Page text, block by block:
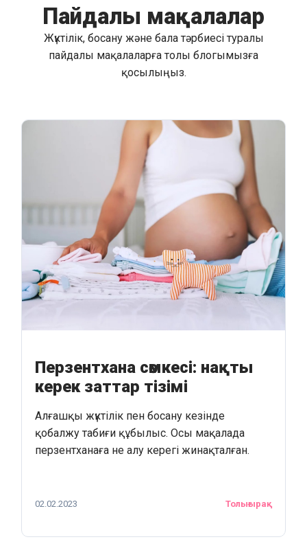
Пайдалы мақалалар
Жүктілік, босану және бала тәрбиесі туралы
пайдалы мақалаларға толы блогымызға
қосылыңыз.
Перзентхана сөмкесі: нақты
керек заттар тізімі
Алғашқы жүктілік пен босану кезінде
қобалжу табиғи құбылыс. Осы мақалада
перзентханаға не алу керегі жинақталған.
02.02.2023 Толығырақ